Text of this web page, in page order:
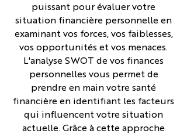
puissant pour évaluer votre
situation financière personnelle en
examinant vos forces, vos faiblesses,
vos opportunités et vos menaces.
L'analyse SWOT de vos finances
personnelles vous permet de
prendre en main votre santé
financière en identifiant les facteurs
qui influencent votre situation
actuelle. Grâce à cette approche